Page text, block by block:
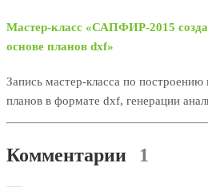
Мастер-класс «САПФИР-2015
основе планов dxf»
Запись мастер-класса по построению
планов в формате dxf, генерации
Комментарии 1